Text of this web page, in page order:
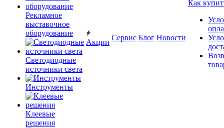
Рекламное
выставочное
оборудование
Светодиодные
источники света
Инструменты
Клеевые
решения
Акции
Сервис Блог Новости
Как